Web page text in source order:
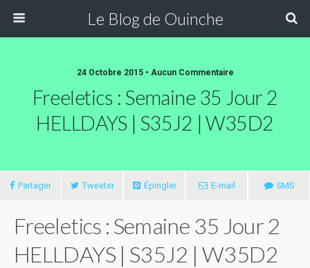
Le Blog de Ouinche
24 Octobre 2015 • Aucun Commentaire
Freeletics : Semaine 35 Jour 2
HELLDAYS | S35J2 | W35D2
Partager Tweeter Épingler E-mail SMS
Freeletics : Semaine 35 Jour 2
HELLDAYS | S35J2 | W35D2